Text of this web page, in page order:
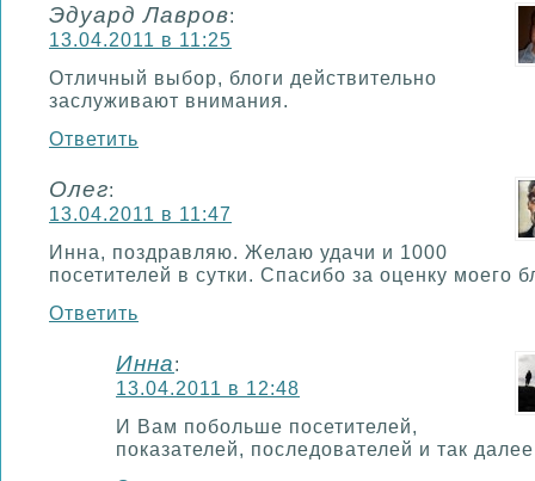
Эдуард Лавров:
13.04.2011 в 11:25
Отличный выбор, блоги действительно
заслуживают внимания.
Ответить
Олег:
13.04.2011 в 11:47
Инна, поздравляю. Желаю удачи и 1000
посетителей в сутки. Спасибо за оценку моего
Ответить
Инна:
13.04.2011 в 12:48
И Вам побольше посетителей,
показателей, последователей и так